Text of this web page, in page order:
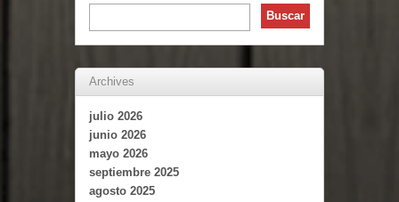
Archives
julio 2026
junio 2026
mayo 2026
septiembre 2025
agosto 2025